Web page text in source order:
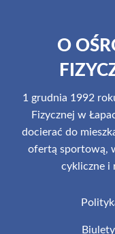
O
1 grudnia 1992
Fizycznej w
docierać do
ofertą sportową,
cykliczne i